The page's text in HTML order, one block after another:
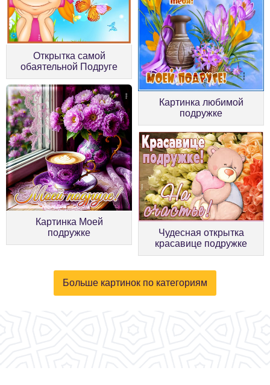
Открытка самой
обаятельной Подруге
Картинка любимой
подружке
Картинка Моей
подружке
Чудесная открытка
красавице подружке
Больше картинок по категориям